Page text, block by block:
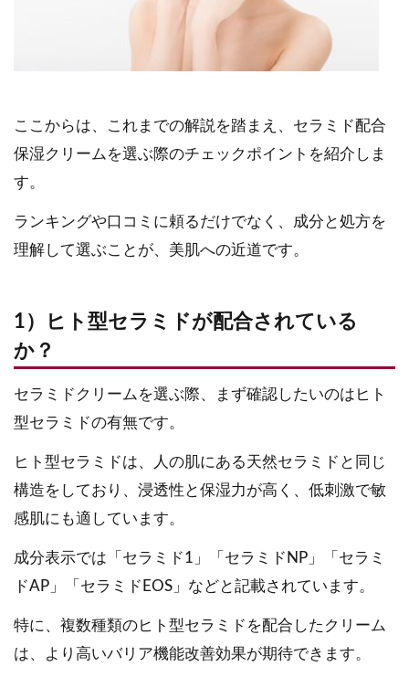
ここからは、これまでの解説を踏まえ、セラミド配合
保湿クリームを選ぶ際のチェックポイントを紹介しま
す。
ランキングや口コミに頼るだけでなく、成分と処方を
理解して選ぶことが、美肌への近道です。
1）ヒト型セラミドが配合されている
か？
セラミドクリームを選ぶ際、まず確認したいのはヒト
型セラミドの有無です。
ヒト型セラミドは、人の肌にある天然セラミドと同じ
構造をしており、浸透性と保湿力が高く、低刺激で敏
感肌にも適しています。
成分表示では「セラミド1」「セラミドNP」「セラミ
ドAP」「セラミドEOS」などと記載されています。
特に、複数種類のヒト型セラミドを配合したクリーム
は、より高いバリア機能改善効果が期待できます。